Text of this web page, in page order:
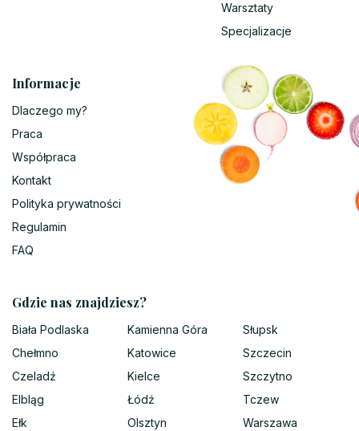
Warsztaty
Specjalizacje
Informacje
Dlaczego my?
Praca
Współpraca
Kontakt
Polityka prywatności
Regulamin
FAQ
Gdzie nas znajdziesz?
Biała Podlaska
Chełmno
Czeladź
Elbląg
Ełk
Kamienna Góra
Katowice
Kielce
Łódź
Olsztyn
Słupsk
Szczecin
Szczytno
Tczew
Warszawa